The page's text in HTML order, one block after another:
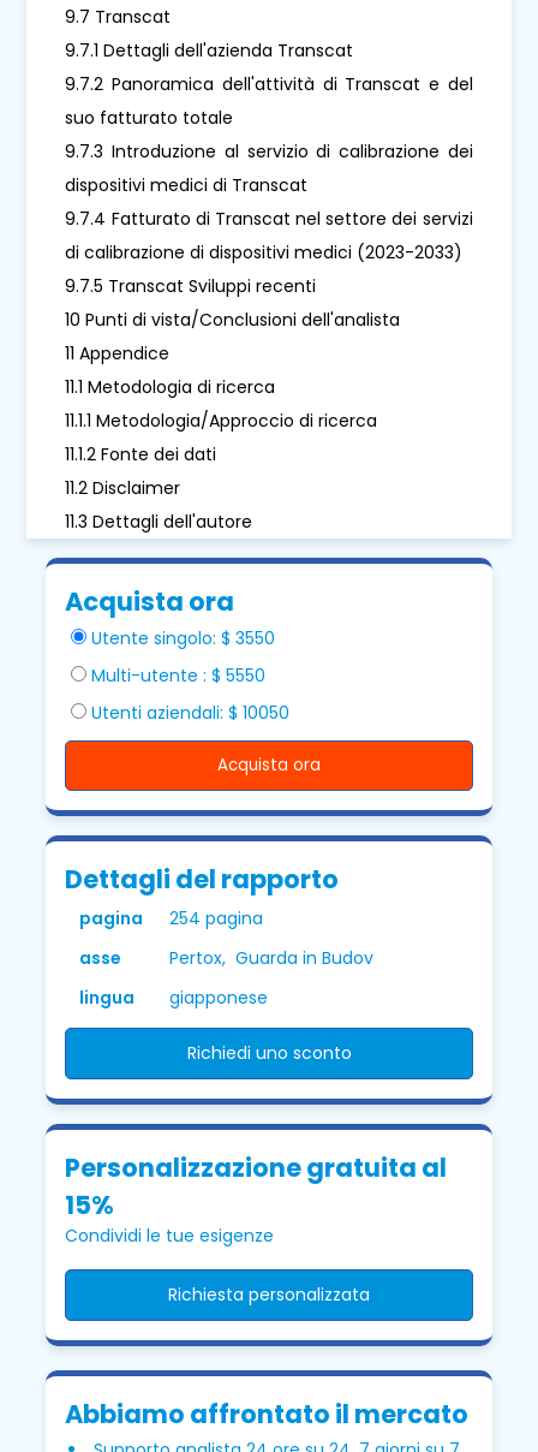
9.7 Transcat
9.7.1 Dettagli dell'azienda Transcat
9.7.2 Panoramica dell'attività di Transcat e del
suo fatturato totale
9.7.3 Introduzione al servizio di calibrazione dei
dispositivi medici di Transcat
9.7.4 Fatturato di Transcat nel settore dei servizi
di calibrazione di dispositivi medici (2023-2033)
9.7.5 Transcat Sviluppi recenti
10 Punti di vista/Conclusioni dell'analista
11 Appendice
11.1 Metodologia di ricerca
11.1.1 Metodologia/Approccio di ricerca
11.1.2 Fonte dei dati
11.2 Disclaimer
11.3 Dettagli dell'autore
Acquista ora
Utente singolo: $ 3550
Multi-utente : $ 5550
Utenti aziendali: $ 10050
Acquista ora
Dettagli del rapporto
pagina
254 pagina
asse
Pertox, Guarda in Budov
lingua
giapponese
Richiedi uno sconto
Personalizzazione gratuita al
15%
Condividi le tue esigenze
Richiesta personalizzata
Abbiamo affrontato il mercato